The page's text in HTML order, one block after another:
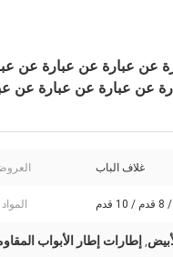
عن عبارة عن عبارة عن
عن عبارة عن عبارة عن
غلاف الباب
إطارات إطار الأبواب